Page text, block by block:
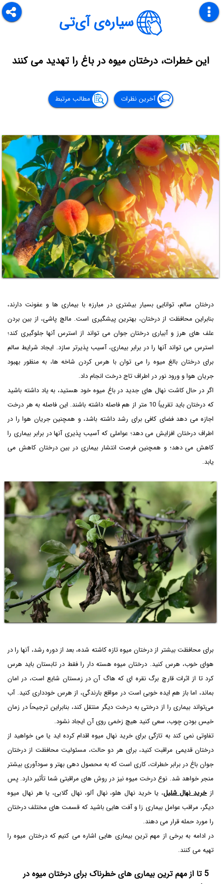
سیاره‌ی آی‌تی
این خطرات، درختان میوه در باغ را تهدید می کنند
آخرین نظرات مطالب مرتبط
درختان سالم، توانایی بسیار بیشتری در مبارزه با بیماری ها و عفونت دارند،
بنابراین محافظت از درختان، بهترین پیشگیری است. مالچ پاشی، از بین بردن
علف های هرز و آبیاری درختان جوان می تواند از استرس آنها جلوگیری کند؛
استرس می تواند آنها را در برابر بیماری، آسیب پذیرتر سازد. ایجاد شرایط سالم
برای درختان بالغ میوه را می توان با هرس کردن شاخه ها، به منظور بهبود
جریان هوا و ورود نور در اطراف تاج درخت انجام داد.
اگر در حال کاشت نهال های جدید در باغ میوه خود هستید، به یاد داشته باشید
که درختان باید تقریباً 10 متر از هم فاصله داشته باشند. این فاصله به هر درخت
اجازه می دهد فضای کافی برای رشد داشته باشد، و همچنین جریان هوا را در
اطراف درختان افزایش می دهد؛ عواملی که آسیب پذیری آنها در برابر بیماری را
کاهش می دهد؛ و همچنین فرصت انتشار بیماری در بین درختان کاهش می
یابد.
برای محافظت بیشتر از درختان میوه تازه کاشته شده، بعد از دوره رشد، آنها را در
هوای خوب، هرس کنید. درختان میوه هسته دار را فقط در تابستان باید هرس
کرد تا از اثرات قارچ برگ نقره ای که هاگ آن در زمستان شایع است، در امان
بماند، اما باز هم ایده خوبی است در مواقع بارندگی، از هرس خودداری کنید. آب
می‌تواند بیماری را از درختی به درخت دیگر منتقل کند، بنابراین ترجیحاً در زمان
خیس بودن چوب، سعی کنید هیچ زخمی روی آن ایجاد نشود.
تفاوتی نمی کند به تازگی برای خرید نهال میوه اقدام کرده اید یا می خواهید از
درختان قدیمی مراقبت کنید، برای هر دو حالت، مسئولیت محافظت از درختان
جوان باغ در برابر خطرات، کاری است که به محصول دهی بهتر و سودآوری بیشتر
منجر خواهد شد. نوع درخت میوه نیز در روش های مراقبتی شما تأثیر دارد. پس
ازخرید نهال شلیل، یا خرید نهال هلو، نهال آلو، نهال گلابی، یا هر نهال میوه
دیگر، مراقب عوامل بیماری زا و آفت هایی باشید که قسمت های مختلف درختان
را مورد حمله قرار می دهند.
در ادامه به برخی از مهم ترین بیماری هایی اشاره می کنیم که درختان میوه را
تهیه می کنند.
5 تا از مهم ترین بیماری های خطرناک برای درختان میوه در